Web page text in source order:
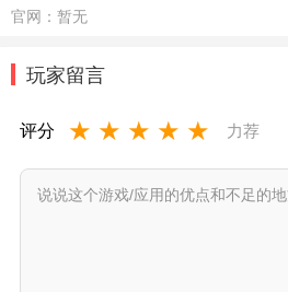
官网： 暂无
玩家留言
评分 ★ ★ ★ ★ ★ 力荐